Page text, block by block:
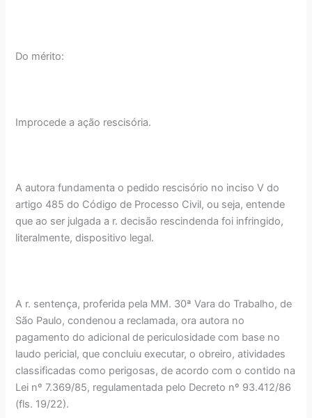
Do mérito:
Improcede a ação rescisória.
A autora fundamenta o pedido rescisório no inciso V do
artigo 485 do Código de Processo Civil, ou seja, entende
que ao ser julgada a r. decisão rescindenda foi infringido,
literalmente, dispositivo legal.
A r. sentença, proferida pela MM. 30ª Vara do Trabalho, de
São Paulo, condenou a reclamada, ora autora no
pagamento do adicional de periculosidade com base no
laudo pericial, que concluiu executar, o obreiro, atividades
classificadas como perigosas, de acordo com o contido na
Lei nº 7.369/85, regulamentada pelo Decreto nº 93.412/86
(fls. 19/22).